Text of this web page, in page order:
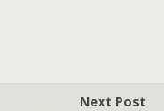
Next Post